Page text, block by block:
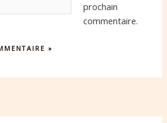
prochain
commentaire.